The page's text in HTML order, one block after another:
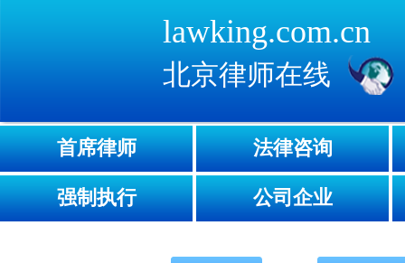
lawking.com.cn
北京律师在线
首席律师 法律咨询
强制执行 公司企业